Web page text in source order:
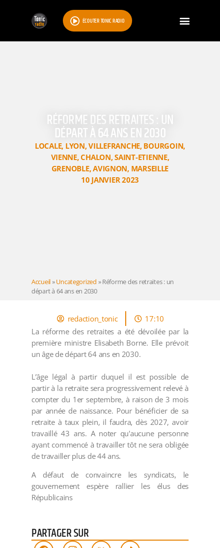
ÉCOUTER TONIC RADIO
RÉFORME DES RETRAITES : UN
DÉPART À 64 ANS EN 2030
LOCALE, LYON,VILLEFRANCHE, BOURGOIN,
VIENNE,CHALON,SAINT-ETIENNE,
GRENOBLE,AVIGNON, MARSEILLE
10 JANVIER 2023
Accueil»Uncategorized »Réforme des retraites : un
départ à 64 ans en 2030
redaction_tonic
17:10
La réforme des retraites a été dévoilée par la
première ministre Elisabeth Borne. Elle prévoit
un âge de départ 64 ans en 2030.
L’âge légal à partir duquel il est possible de
partir à la retraite sera progressivement relevé à
compter du 1er septembre, à raison de 3 mois
par année de naissance. Pour bénéficier de sa
retraite à taux plein, il faudra, dès 2027, avoir
travaillé 43 ans. A noter qu'aucune personne
ayant commencé à travailler tôt ne sera obligée
de travailler plus de 44 ans.
A défaut de convaincre les syndicats, le
gouvernement espère rallier les élus des
Républicains
PARTAGER SUR